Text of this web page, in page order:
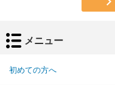
メニュー
初めての方へ